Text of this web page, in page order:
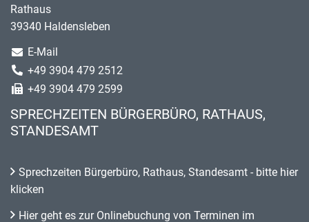
Rathaus
39340 Haldensleben
E-Mail
+49 3904 479 2512
+49 3904 479 2599
SPRECHZEITEN BÜRGERBÜRO, RATHAUS,
STANDESAMT
Sprechzeiten Bürgerbüro, Rathaus, Standesamt - bitte hier
klicken
Hier geht es zur Onlinebuchung von Terminen im